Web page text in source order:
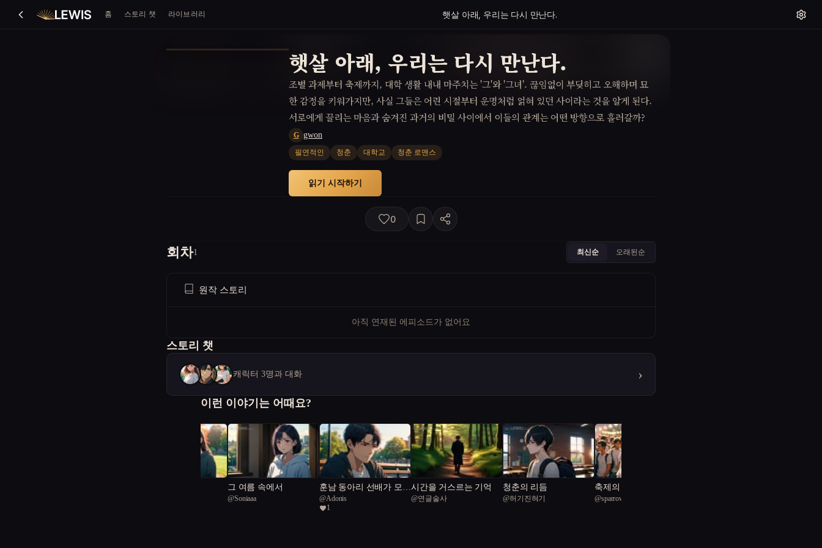
홈 스토리 챗 라이브러리 햇살 아래, 우리는 다시 만난다.
햇살 아래, 우리는 다시 만난다.
조별 과제부터 축제까지, 대학 생활 내내 마주치는 '그'와 '그녀'. 끊임없이 부딪히고 오해하며 묘
한 감정을 키워가지만, 사실 그들은 어린 시절부터 운명처럼 얽혀 있던 사이라는 것을 알게 된다.
서로에게 끌리는 마음과 숨겨진 과거의 비밀 사이에서 이들의 관계는 어떤 방향으로 흘러갈까?
G gwon
필연적인 청춘 대학교 청춘 로맨스
읽기 시작하기
0
회차1 최신순 오래된순
원작 스토리
아직 연재된 에피소드가 없어요
스토리 챗
캐릭터 3명과 대화 ›
이런 이야기는 어때요?
그 여름 속에서
@Soniaaa
훈남 동아리 선배가 모솔
을 숨김
@Adonis
1
시간을 거스르는 기억
@연글술사
청춘의 리듬
@허기진혀기
축제의 그림자와 빛: 사
랑의 진실 게임
@sparrow4